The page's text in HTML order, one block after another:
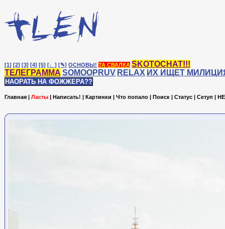
[1] [2] [3] [4] [5] [♩] [✎] ОСНОВЫ! ТА СВАЛКА SKOTOCHAT!!!
ТЕЛЕГРАММА SOMOOPRUV RELAX ИХ ИЩЕТ
НАОРАТЬ НА ФОЖЖЕРА??
Главная | Ласты | Написать! | Картинки | Что попало | Поиск | Статус | Сетуп |